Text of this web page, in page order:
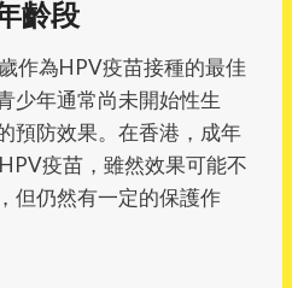
齡段
作為HPV疫苗接種的最佳
少年通常尚未開始性生
預防效果。在香港，成年
疫苗，雖然效果可能不
但仍然有一定的保護作